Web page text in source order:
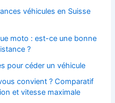
véhicules en Suisse
moto : est-ce une bonne
?
pour céder un véhicule
convient ? Comparatif
et vitesse maximale